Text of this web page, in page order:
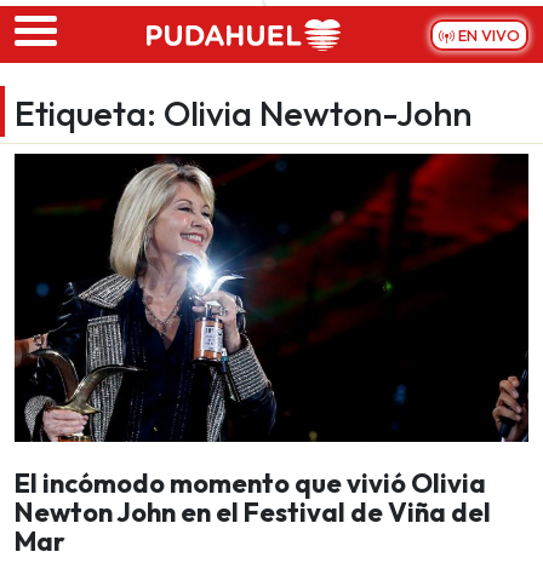
Skip to main content
EN VIVO
Etiqueta: Olivia Newton-John
El incómodo momento que vivió Olivia
Newton John en el Festival de Viña del
Mar